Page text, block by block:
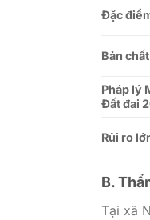
Đặc
Bản chất
Pháp lý
Đất đai
Rủi ro
B.
Tại xã